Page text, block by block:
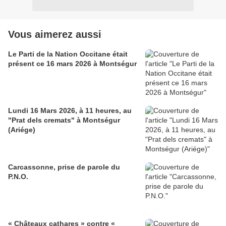
Vous aimerez aussi
Le Parti de la Nation Occitane était
présent ce 16 mars 2026 à Montségur
Lundi 16 Mars 2026, à 11 heures, au
"Prat dels cremats" à Montségur
(Ariége)
Carcassonne, prise de parole du
P.N.O.
« Châteaux cathares » contre «